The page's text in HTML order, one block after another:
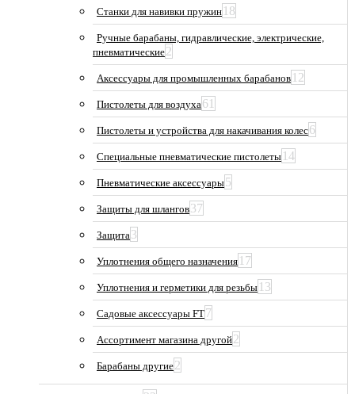
Станки для навивки пружин 18
Ручные барабаны, гидравлические, электрические,
пневматические2
Аксессуары для промышленных барабанов 12
Пистолеты для воздуха61
Пистолеты и устройства для накачивания колес6
Специальные пневматические пистолеты 14
Пневматические аксессуары5
Защиты для шлангов37
Защита3
Уплотнения общего назначения 17
Уплотнения и герметики для резьбы 13
Садовые аксессуары FT7
Ассортимент магазина другой2
Барабаны другие2